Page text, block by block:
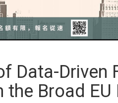
Data-Driven
Broad EU